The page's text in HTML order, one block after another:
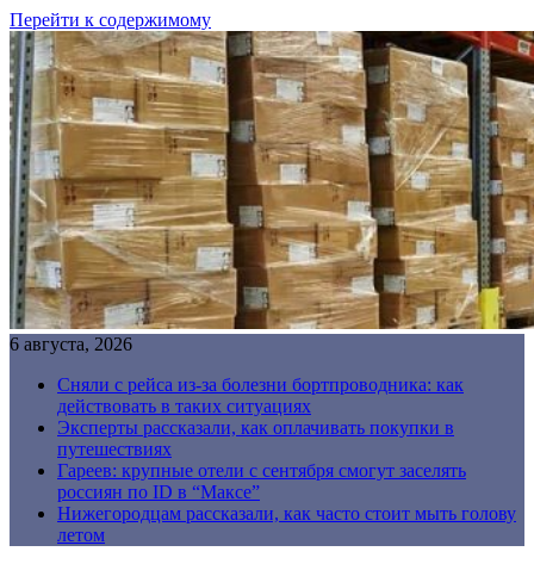
Перейти к содержимому
6 августа, 2026
Сняли с рейса из-за болезни бортпроводника: как
действовать в таких ситуациях
Эксперты рассказали, как оплачивать покупки в
путешествиях
Гареев: крупные отели с сентября смогут заселять
россиян по ID в “Максе”
Нижегородцам рассказали, как часто стоит мыть голову
летом